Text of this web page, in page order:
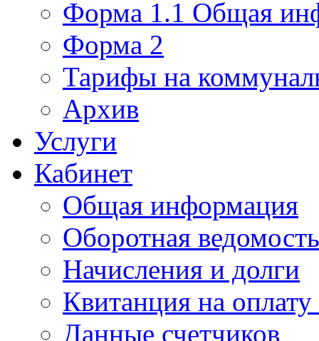
Форма 1.1 Общая
Форма 2
Тарифы на
Архив
Услуги
Кабинет
Общая информация
Оборотная ведомость
Начисления и долги
Квитанция на
Данные счетчиков